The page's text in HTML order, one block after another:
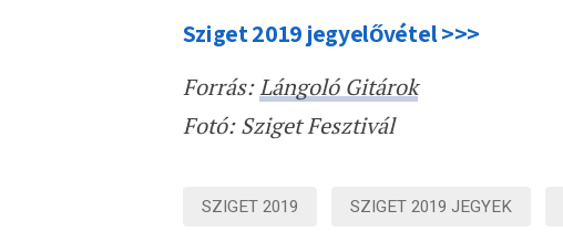
Sziget 2019 jegyelővétel >>>
Forrás:Lángoló Gitárok
Fotó: Sziget Fesztivál
SZIGET 2019 SZIGET 2019 JEGYEK